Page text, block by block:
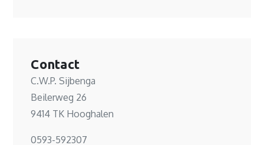
Contact
C.W.P. Sijbenga
Beilerweg 26
9414 TK Hooghalen
0593-592307